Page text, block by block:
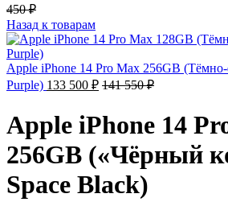
450₽
Назад к товарам
Apple iPhone 14 Pro Max 256GB
Purple) 133 500 ₽ 141 550₽
Apple iPhone 14
256GB («Чёрный
Space Black)